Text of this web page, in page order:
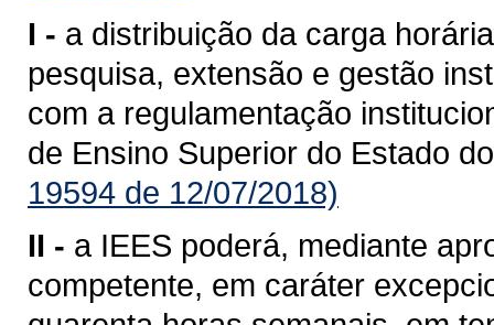
I - a distribuição da carga
pesquisa, extensão e gestão
com a regulamentação
de Ensino Superior do Estado
19594 de 12/07/2018)
II - a IEES poderá, mediante
competente, em caráter